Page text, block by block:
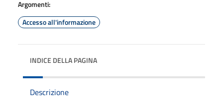
Argomenti:
Accesso all'informazione
INDICE DELLA PAGINA
Descrizione